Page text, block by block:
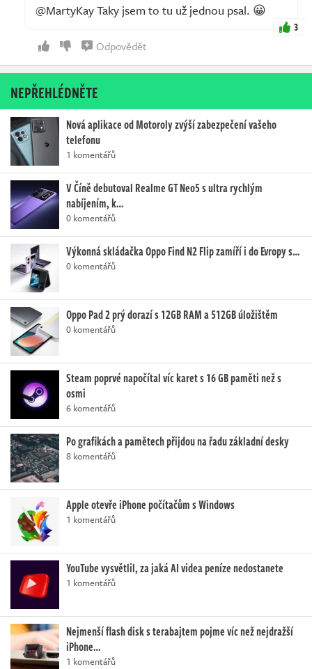
@MartyKay Taky jsem to tu už jednou psal. 😀
3
Odpovědět
NEPŘEHLÉDNĚTE
Nová aplikace od Motoroly zvýší zabezpečení vašeho
telefonu
1 komentářů
V Číně debutoval Realme GT Neo5 s ultra rychlým
nabíjením, k…
0 komentářů
Výkonná skládačka Oppo Find N2 Flip zamíří i do Evropy s…
0 komentářů
Oppo Pad 2 prý dorazí s 12GB RAM a 512GB úložištěm
0 komentářů
Steam poprvé napočítal víc karet s 16 GB paměti než s
osmi
6 komentářů
Po grafikách a pamětech přijdou na řadu základní desky
8 komentářů
Apple otevře iPhone počítačům s Windows
1 komentářů
YouTube vysvětlil, za jaká AI videa peníze nedostanete
1 komentářů
Nejmenší flash disk s terabajtem pojme víc než nejdražší
iPhone…
1 komentářů